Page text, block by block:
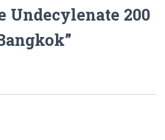
Undecylenate 200